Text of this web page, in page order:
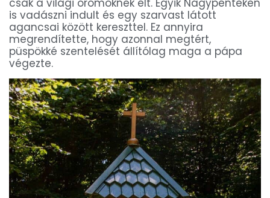
is vadászni indult és egy szarvast látott
agancsai között kereszttel. Ez annyira
megrendítette, hogy azonnal megtért,
püspökké szentelését állítólag maga a pápa
végezte.